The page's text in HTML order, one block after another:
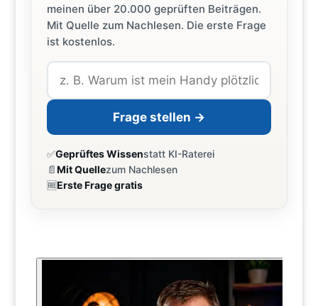
meinen über 20.000 geprüften Beiträgen.
Mit Quelle zum Nachlesen. Die erste Frage
ist kostenlos.
Frage stellen →
✅Geprüftes Wissenstatt KI-Raterei
📄Mit Quellezum Nachlesen
🆓Erste Frage gratis